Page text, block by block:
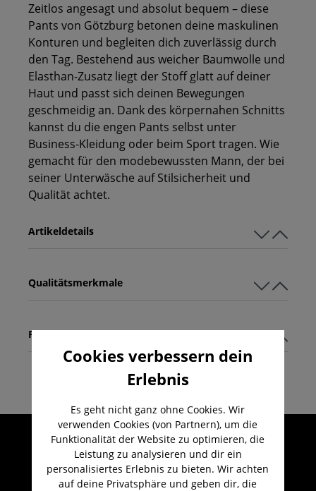
Zeitlos angesagt und absolut bequem – diese
Pants von Götzburg betonen deine maskulinen
Konturen und begleiten dich zuverlässig durch
den Tag. Bestehend aus weicher Baumwolle und
Elasthan-Zusatz liegt der Stoff glatt auf deiner
Haut und passt sich deinen Bewegungen
geschmeidig an. Dank des körpernahen Schnitts
kannst du die engen Pants selbst unter
Business-Kleidung oder beim Sport tragen. Wie
gemacht für den modebewussten Mann, der bei
seiner Unterwäsche auf Stilsicherheit und
Qualität achtet.
Qualitätsmerkmale
Artikeldetails
Pflegehinweise
Umfangreicher Kundenservice
Kauf auf Rechnung
Kostenloser Versand ab 29,-€
Cookies verbessern dein
Erlebnis
Es geht nicht ganz ohne Cookies. Wir
verwenden Cookies (von Partnern), um die
Funktionalität der Website zu optimieren, die
Leistung zu analysieren und dir ein
personalisiertes Erlebnis zu bieten. Wir achten
auf deine Privatsphäre und geben dir, die